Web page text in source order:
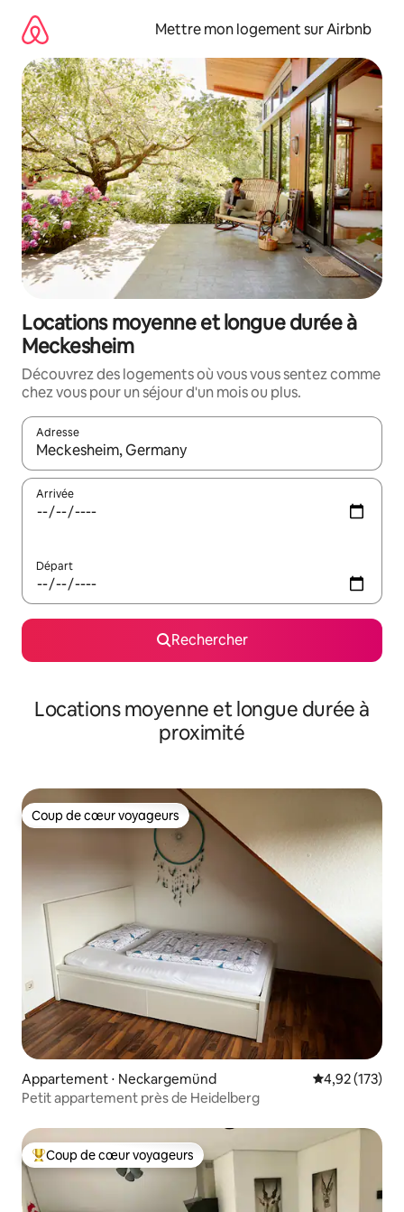
directement
contenu
Mettre mon logement sur Airbnb
Locations moyenne et longue durée à
Meckesheim
Découvrez des logements où vous vous sentez comme
chez vous pour un séjour d'un mois ou plus.
Adresse
Lorsque les résultats s'affichent, utilisez les flèches vers le
Arrivée
Départ
Rechercher
Locations moyenne et longue durée à
proximité
Coup de cœur voyageurs
Coup de cœur voyageurs
Appartement ⋅ Neckargemünd Évaluation
4,92 (173)
Petit appartement près de Heidelberg
Coups de cœur voyageurs les plus appréciés
Coup de cœur voyageurs